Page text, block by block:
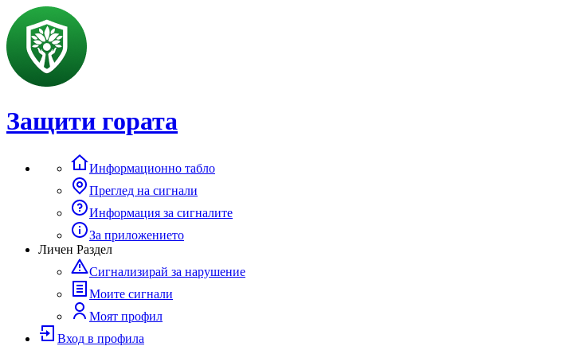
Защити гората
Информационно табло
Преглед на сигнали
Информация за сигналите
За приложението
Личен Раздел
Сигнализирай за нарушение
Моите сигнали
Моят профил
Вход в профила